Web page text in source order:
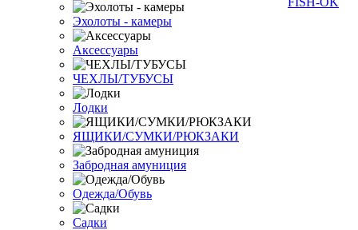
Эхолоты - камеры
Аксессуары
ЧЕХЛЫ/ТУБУСЫ
Лодки
ЯЩИКИ/СУМКИ/РЮКЗАКИ
Забродная амуниция
Одежда/Обувь
Садки